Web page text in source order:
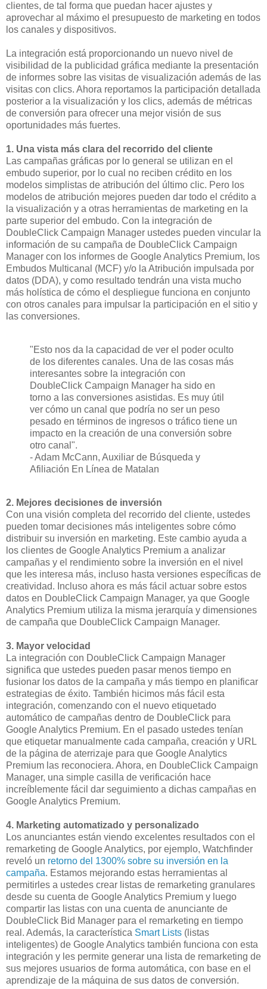
clientes, de tal forma que puedan hacer ajustes y
aprovechar al máximo el presupuesto de marketing en todos
los canales y dispositivos.
La integración está proporcionando un nuevo nivel de
visibilidad de la publicidad gráfica mediante la presentación
de informes sobre las visitas de visualización además de las
visitas con clics. Ahora reportamos la participación detallada
posterior a la visualización y los clics, además de métricas
de conversión para ofrecer una mejor visión de sus
oportunidades más fuertes.
1. Una vista más clara del recorrido del cliente
Las campañas gráficas por lo general se utilizan en el
embudo superior, por lo cual no reciben crédito en los
modelos simplistas de atribución del último clic. Pero los
modelos de atribución mejores pueden dar todo el crédito a
la visualización y a otras herramientas de marketing en la
parte superior del embudo. Con la integración de
DoubleClick Campaign Manager ustedes pueden vincular la
información de su campaña de DoubleClick Campaign
Manager con los informes de Google Analytics Premium, los
Embudos Multicanal (MCF) y/o la Atribución impulsada por
datos (DDA), y como resultado tendrán una vista mucho
más holística de cómo el despliegue funciona en conjunto
con otros canales para impulsar la participación en el sitio y
las conversiones.
"Esto nos da la capacidad de ver el poder oculto
de los diferentes canales. Una de las cosas más
interesantes sobre la integración con
DoubleClick Campaign Manager ha sido en
torno a las conversiones asistidas. Es muy útil
ver cómo un canal que podría no ser un peso
pesado en términos de ingresos o tráfico tiene un
impacto en la creación de una conversión sobre
otro canal".
- Adam McCann, Auxiliar de Búsqueda y
Afiliación En Línea de Matalan
2. Mejores decisiones de inversión
Con una visión completa del recorrido del cliente, ustedes
pueden tomar decisiones más inteligentes sobre cómo
distribuir su inversión en marketing. Este cambio ayuda a
los clientes de Google Analytics Premium a analizar
campañas y el rendimiento sobre la inversión en el nivel
que les interesa más, incluso hasta versiones específicas de
creatividad. Incluso ahora es más fácil actuar sobre estos
datos en DoubleClick Campaign Manager, ya que Google
Analytics Premium utiliza la misma jerarquía y dimensiones
de campaña que DoubleClick Campaign Manager.
3. Mayor velocidad
La integración con DoubleClick Campaign Manager
significa que ustedes pueden pasar menos tiempo en
fusionar los datos de la campaña y más tiempo en planificar
estrategias de éxito. También hicimos más fácil esta
integración, comenzando con el nuevo etiquetado
automático de campañas dentro de DoubleClick para
Google Analytics Premium. En el pasado ustedes tenían
que etiquetar manualmente cada campaña, creación y URL
de la página de aterrizaje para que Google Analytics
Premium las reconociera. Ahora, en DoubleClick Campaign
Manager, una simple casilla de verificación hace
increíblemente fácil dar seguimiento a dichas campañas en
Google Analytics Premium.
4. Marketing automatizado y personalizado
Los anunciantes están viendo excelentes resultados con el
remarketing de Google Analytics, por ejemplo, Watchfinder
reveló un retorno del 1300% sobre su inversión en la
campaña. Estamos mejorando estas herramientas al
permitirles a ustedes crear listas de remarketing granulares
desde su cuenta de Google Analytics Premium y luego
compartir las listas con una cuenta de anunciante de
DoubleClick Bid Manager para el remarketing en tiempo
real. Además, la característica Smart Lists (listas
inteligentes) de Google Analytics también funciona con esta
integración y les permite generar una lista de remarketing de
sus mejores usuarios de forma automática, con base en el
aprendizaje de la máquina de sus datos de conversión.